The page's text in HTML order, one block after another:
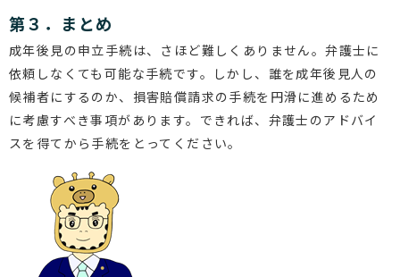
第３．まとめ
成年後見の申立手続は、さほど難しくありません。弁護士に
依頼しなくても可能な手続です。しかし、誰を成年後見人の
候補者にするのか、損害賠償請求の手続を円滑に進めるため
に考慮すべき事項があります。できれば、弁護士のアドバイ
スを得てから手続をとってください。